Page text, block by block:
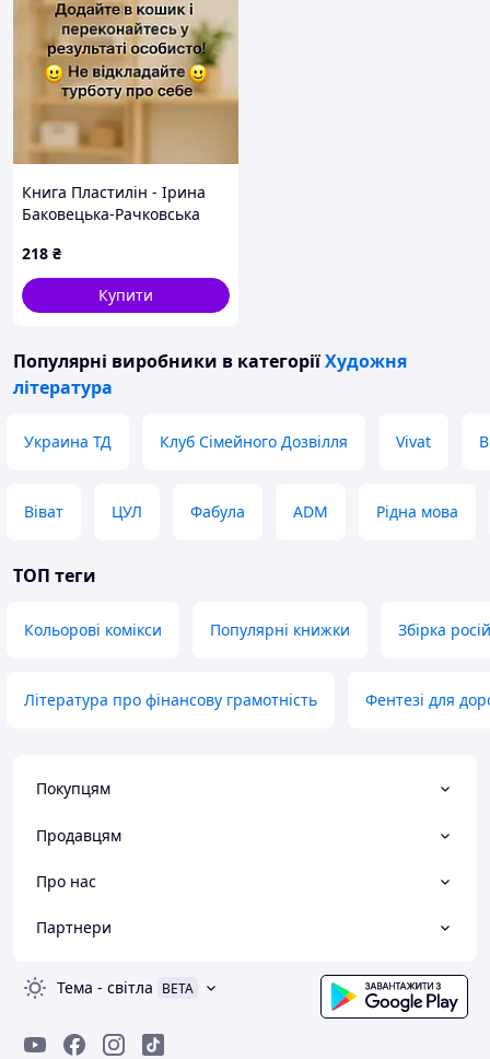
Книга Пластилін - Ірина
Баковецька-Рачковська
218 ₴
Купити
Популярні виробники в категоріїХудожня
література
Украина ТД Клуб Сімейного Дозвілля Vivat
Віват ЦУЛ Фабула ADM Рідна мова
ТОП теги
Кольорові комікси Популярні книжки Збірка
Література про фінансову грамотність Фентезі для
Покупцям
Продавцям
Про нас
Партнери
Тема - світла BETA